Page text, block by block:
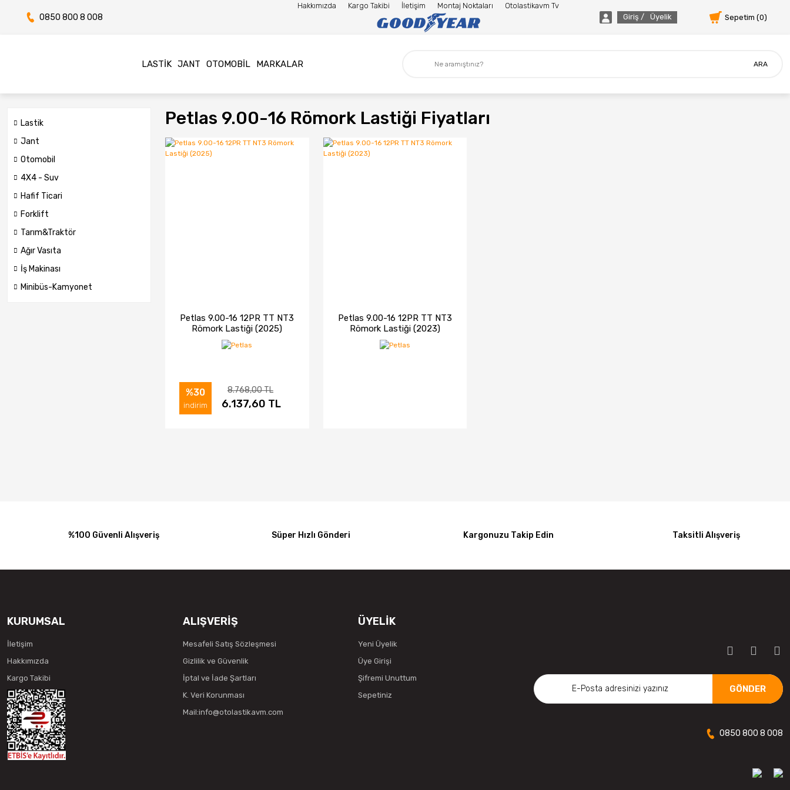
0850 800 8 008
Hakkımızda Kargo Takibi İletişim Montaj Noktaları
Otolastikavm Tv
Giriş /
Üyelik Sepetim (0)
LASTIK JANT OTOMOBIL MARKALAR ARA
Lastik
Jant
Otomobil
4X4 - Suv
Hafif Ticari
Forklift
Tarım&Traktör
Ağır Vasıta
İş Makinası
Minibüs-Kamyonet
Petlas 9.00-16 Römork Lastiği Fiyatları
Petlas 9.00-16 12PR TT NT3
Römork Lastiği (2025)
%30
indirim
8.768,00 TL
6.137,60 TL
İNCELE SATIN AL
Petlas 9.00-16 12PR TT NT3
Römork Lastiği (2023)
%100 Güvenli Alışveriş Süper Hızlı Gönderi Kargonuzu Takip Edin Taksitli Alışveriş
KURUMSAL
İletişim
Hakkımızda
Kargo Takibi
ALIŞVERİŞ
Mesafeli Satış Sözleşmesi
Gizlilik ve Güvenlik
İptal ve İade Şartları
K. Veri Korunması
Mail:info@otolastikavm.com
ÜYELİK
Yeni Üyelik
Üye Girişi
Şifremi Unuttum
Sepetiniz
GÖNDER
0850 800 8 008